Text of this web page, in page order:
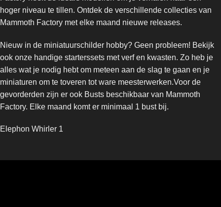
hoger niveau te tillen. Ontdek de verschillende collecties van
Mammoth Factory met elke maand nieuwe releases.
Nieuw in de miniatuurschilder hobby? Geen probleem! Bekijk
ook onze handige starterssets met verf en kwasten. Zo heb je
alles wat je nodig hebt om meteen aan de slag te gaan en je
miniaturen om te toveren tot ware meesterwerken.Voor de
gevorderden zijn er ook Busts beschikbaar van Mammoth
Factory. Elke maand komt er minimaal 1 bust bij.
Elephon Whirler 1